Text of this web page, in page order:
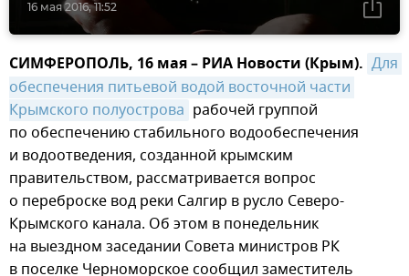
16 мая 2016, 11:52
СИМФЕРОПОЛЬ, 16 мая – РИА Новости (Крым). Для
обеспечения питьевой водой восточной части
Крымского полуострова рабочей группой
по обеспечению стабильного водообеспечения
и водоотведения, созданной крымским
правительством, рассматривается вопрос
о переброске вод реки Салгир в русло Северо-
Крымского канала. Об этом в понедельник
на выездном заседании Совета министров РК
в поселке Черноморское сообщил заместитель